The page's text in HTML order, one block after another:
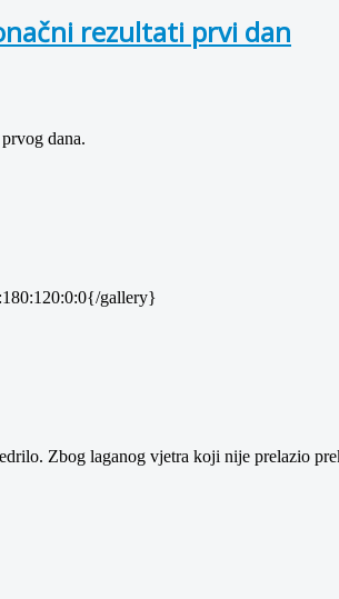
rezultati prvi dan
prvog dana.
gallery}
Zbog laganog vjetra koji nije prelazio